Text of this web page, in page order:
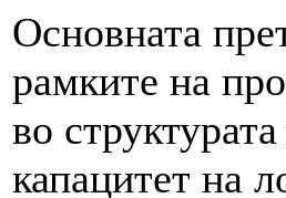
Основната
рамките на
во
капацитет на